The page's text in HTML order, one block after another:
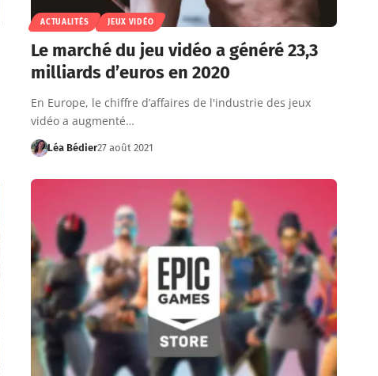
ACTUALITÉS JEUX VIDÉO
Le marché du jeu vidéo a généré 23,3
milliards d’euros en 2020
En Europe, le chiffre d’affaires de l'industrie des jeux
vidéo a augmenté…
Léa Bédier27 août 2021